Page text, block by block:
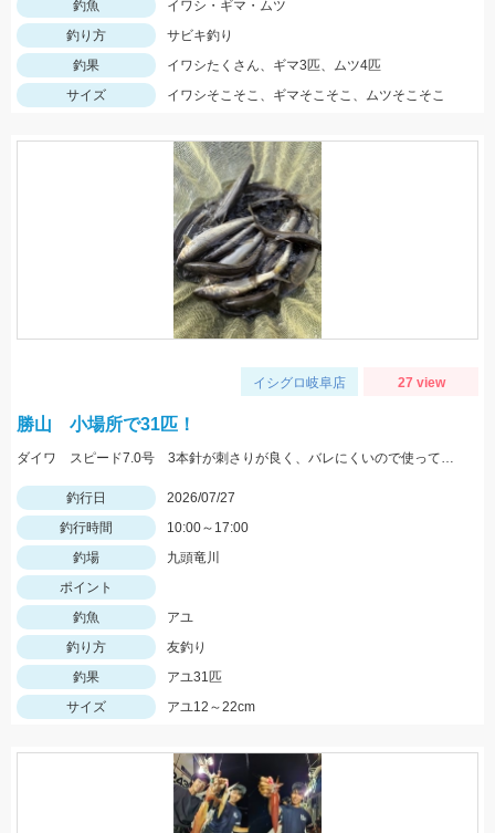
釣魚
イワシ・ギマ・ムツ
釣り方
サビキ釣り
釣果
イワシたくさん、ギマ3匹、ムツ4匹
サイズ
イワシそこそこ、ギマそこそこ、ムツそこそこ
イシグロ岐阜店 27 view
勝山 小場所で31匹！
ダイワ スピード7.0号 3本針が刺さりが良く、バレにくいので使っています！
釣行日
2026/07/27
釣行時間
10:00～17:00
釣場
九頭竜川
ポイント
釣魚
アユ
釣り方
友釣り
釣果
アユ31匹
サイズ
アユ12～22cm